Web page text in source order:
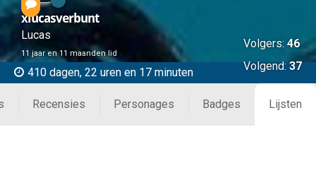
xlucasverbunt
Lucas
11 jaar en 11 maanden lid
410 dagen, 22 uren en 17 minuten
Volgers: 46
Volgend:37
Recensies Personages Badges Lijsten